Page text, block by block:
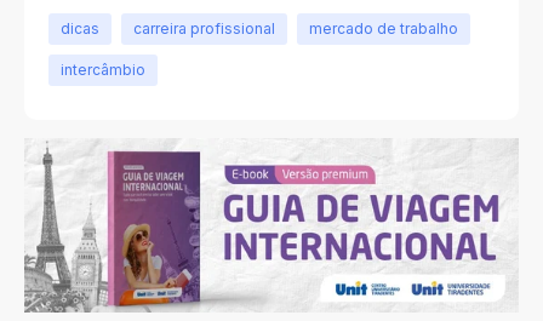
dicas carreira profissional mercado de trabalho
intercâmbio